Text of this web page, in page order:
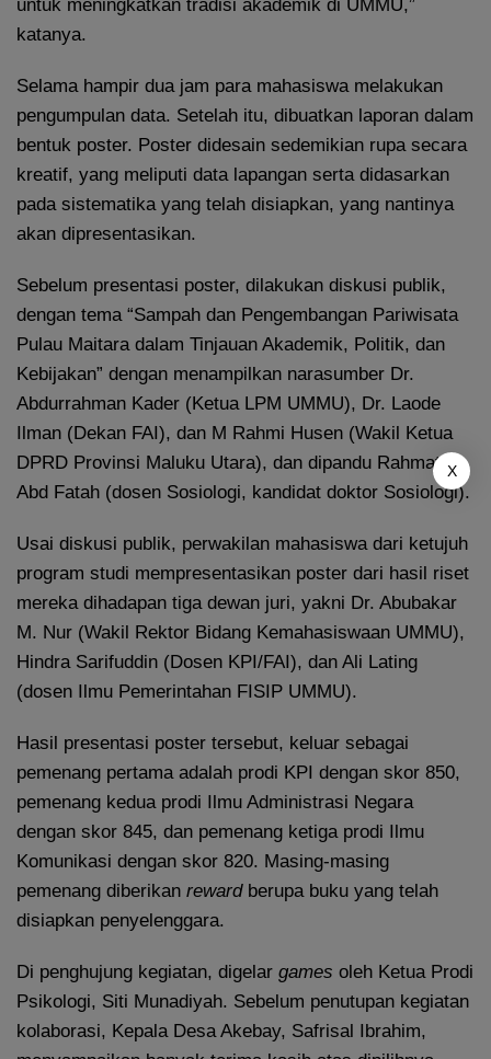
untuk meningkatkan tradisi akademik di UMMU,”
katanya.
Selama hampir dua jam para mahasiswa melakukan
pengumpulan data. Setelah itu, dibuatkan laporan dalam
bentuk poster. Poster didesain sedemikian rupa secara
kreatif, yang meliputi data lapangan serta didasarkan
pada sistematika yang telah disiapkan, yang nantinya
akan dipresentasikan.
Sebelum presentasi poster, dilakukan diskusi publik,
dengan tema “Sampah dan Pengembangan Pariwisata
Pulau Maitara dalam Tinjauan Akademik, Politik, dan
Kebijakan” dengan menampilkan narasumber Dr.
Abdurrahman Kader (Ketua LPM UMMU), Dr. Laode
Ilman (Dekan FAI), dan M Rahmi Husen (Wakil Ketua
DPRD Provinsi Maluku Utara), dan dipandu Rahmat
Abd Fatah (dosen Sosiologi, kandidat doktor Sosiologi).
Usai diskusi publik, perwakilan mahasiswa dari ketujuh
program studi mempresentasikan poster dari hasil riset
mereka dihadapan tiga dewan juri, yakni Dr. Abubakar
M. Nur (Wakil Rektor Bidang Kemahasiswaan UMMU),
Hindra Sarifuddin (Dosen KPI/FAI), dan Ali Lating
(dosen Ilmu Pemerintahan FISIP UMMU).
Hasil presentasi poster tersebut, keluar sebagai
pemenang pertama adalah prodi KPI dengan skor 850,
pemenang kedua prodi Ilmu Administrasi Negara
dengan skor 845, dan pemenang ketiga prodi Ilmu
Komunikasi dengan skor 820. Masing-masing
pemenang diberikan rewardberupa buku yang telah
disiapkan penyelenggara.
Di penghujung kegiatan, digelar games oleh Ketua Prodi
Psikologi, Siti Munadiyah. Sebelum penutupan kegiatan
kolaborasi, Kepala Desa Akebay, Safrisal Ibrahim,
X